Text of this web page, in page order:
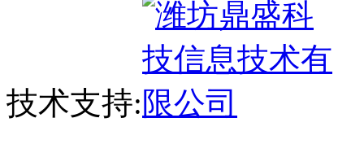
技术支持: